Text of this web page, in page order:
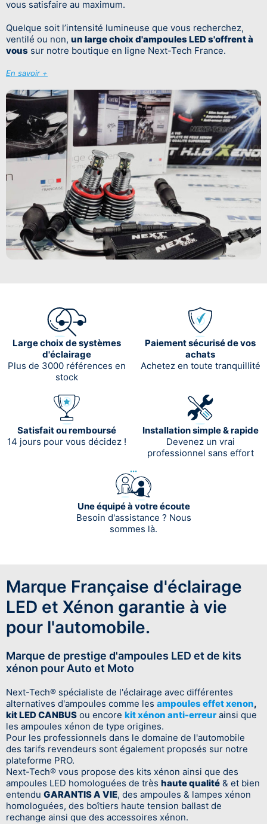
vous satisfaire au maximum.
Quelque soit l’intensité lumineuse que vous recherchez,
ventilé ou non, un large choix d'ampoules LED s'offrent à
vous sur notre boutique en ligne Next-Tech France.
En savoir +
Large choix de systèmes
d'éclairage
Plus de 3000 références en
stock
Paiement sécurisé de vos
achats
Achetez en toute tranquillité
Satisfait ou remboursé
14 jours pour vous décidez !
Installation simple & rapide
Devenez un vrai
professionnel sans effort
Une équipé à votre écoute
Besoin d'assistance ? Nous
sommes là.
Marque Française d'éclairage
LED et Xénon garantie à vie
pour l'automobile.
Marque de prestige d'ampoules LED et de kits
xénon pour Auto et Moto
Next-Tech® spécialiste de l'éclairage avec différentes
alternatives d'ampoules comme les ampoules effet xenon,
kit LED CANBUS ou encore kit xénon anti-erreur ainsi que
les ampoules xénon de type origines.
Pour les professionnels dans le domaine de l'automobile
des tarifs revendeurs sont également proposés sur notre
plateforme PRO.
Next-Tech® vous propose des kits xénon ainsi que des
ampoules LED homologuées de très haute qualité & et bien
entendu GARANTIS A VIE, des ampoules & lampes xénon
homologuées, des boîtiers haute tension ballast de
rechange ainsi que des accessoires xénon.